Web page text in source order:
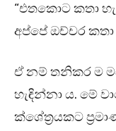
“එතකොට කතා
අප්පේ ඔච්චර
ඒ නම් තනිකර ම
හැඳින්නා ය. මේ
ක්ශේත්‍රයකට